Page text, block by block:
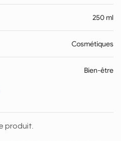
250 ml
Cosmétiques
Bien-être
produit.